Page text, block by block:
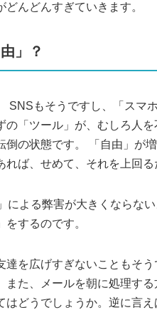
どんどんすぎていきます。
由」？
SNSもそうですし、「スマ
の「ツール」が、むしろ人
倒の状態です。 「自由」が
れば、せめて、それを上回
による弊害が大きくならな
するのです。
達を広げすぎないこともそ
また、メールを朝に処理す
はどうでしょうか。逆に言